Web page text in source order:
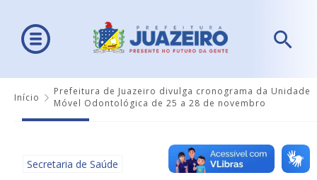
Início
Prefeitura de Juazeiro divulga cronograma da Unidade
Móvel Odontológica de 25 a 28 de novembro
Secretaria de Saúde